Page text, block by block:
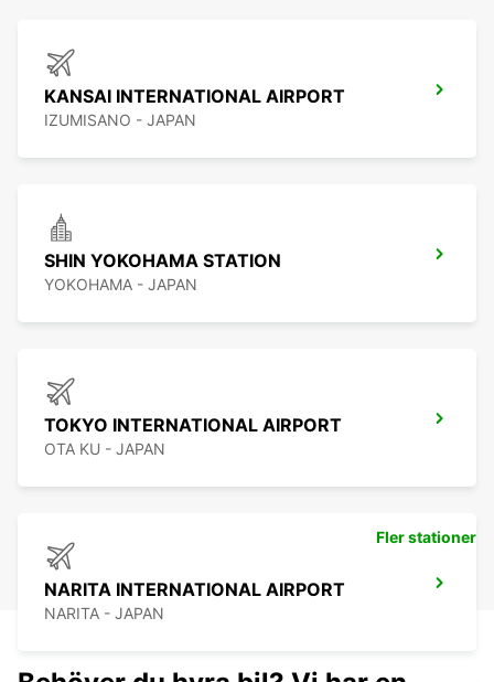
KANSAI INTERNATIONAL AIRPORT
IZUMISANO - JAPAN
SHIN YOKOHAMA STATION
YOKOHAMA - JAPAN
TOKYO INTERNATIONAL AIRPORT
OTA KU - JAPAN
NARITA INTERNATIONAL AIRPORT
NARITA - JAPAN
Fler stationer